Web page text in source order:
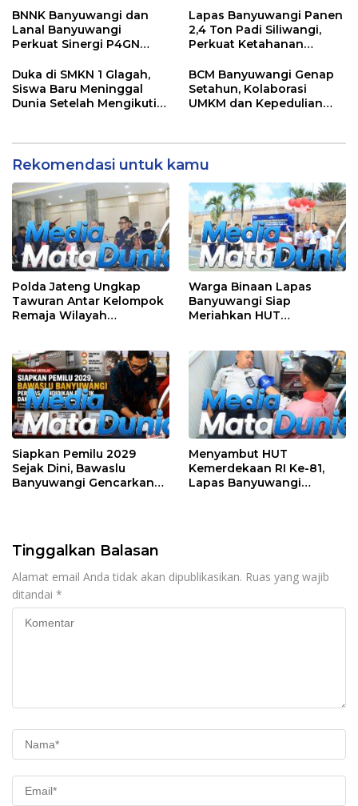
dan Keselamatan
Masyarakat
BNNK Banyuwangi dan
Lanal Banyuwangi
Perkuat Sinergi P4GN
Lapas Banyuwangi Panen
2,4 Ton Padi Siliwangi,
Perkuat Ketahanan
Duka di SMKN 1 Glagah,
Siswa Baru Meninggal
Dunia Setelah Mengikuti
BCM Banyuwangi Genap
Setahun, Kolaborasi
UMKM dan Kepedulian
Rekomendasi untuk kamu
Polda Jateng Ungkap
Tawuran Antar Kelompok
Remaja Wilayah
Warga Binaan Lapas
Banyuwangi Siap
Meriahkan HUT
Perlombaan
Siapkan Pemilu 2029
Sejak Dini, Bawaslu
Banyuwangi Gencarkan
Menyambut HUT
Kemerdekaan RI Ke-81,
Lapas Banyuwangi
Tinggalkan Balasan
Alamat email Anda tidak akan dipublikasikan. Ruas yang wajib
ditandai *